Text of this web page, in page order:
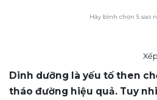
Hãy bình chọn 5 sao
Dinh dưỡng là yếu tố then
tháo đường hiệu quả. Tuy